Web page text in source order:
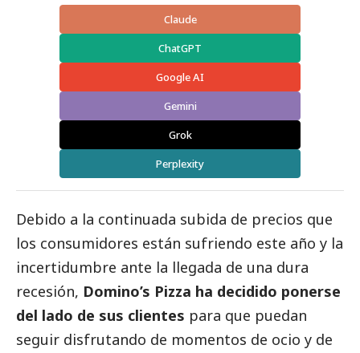
Claude
ChatGPT
Google AI
Gemini
Grok
Perplexity
Debido a la continuada subida de precios que
los consumidores están sufriendo este año y la
incertidumbre ante la llegada de una dura
recesión, Domino’s Pizza ha decidido ponerse
del lado de sus clientes para que puedan
seguir disfrutando de momentos de ocio y de